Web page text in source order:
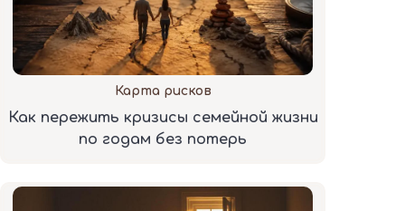
Карта рисков
Как пережить кризисы семейной жизни
по годам без потерь